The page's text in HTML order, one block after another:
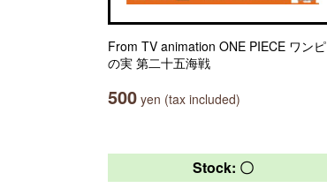
From TV animation ONE PIECE ワンピ
の実 第二十五海戦
500 yen (tax included)
Stock: 〇